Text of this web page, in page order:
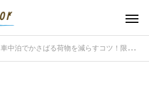
車中泊でかさばる荷物を減らすコツ！限られた空間をすっきり見せる裏技